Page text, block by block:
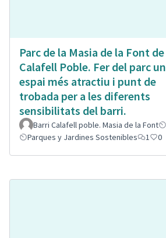
Parc de la Masia de la Font de
Calafell Poble. Fer del parc un
espai més atractiu i punt de
trobada per a les diferents
sensibilitats del barri.
Barri Calafell poble. Masia de la Font
Parques y Jardines Sostenibles
1 0